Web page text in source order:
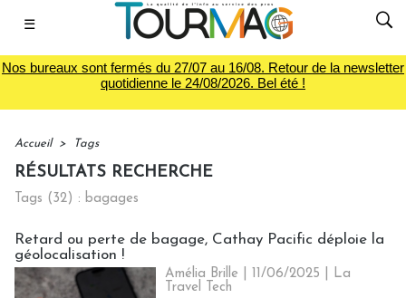
☰
Nos bureaux sont fermés du 27/07 au 16/08. Retour de la newsletter
quotidienne le 24/08/2026. Bel été !
Accueil > Tags
RÉSULTATS RECHERCHE
Tags (32) : bagages
Retard ou perte de bagage, Cathay Pacific déploie la
géolocalisation !
Amélia Brille | 11/06/2025
La
Travel Tech